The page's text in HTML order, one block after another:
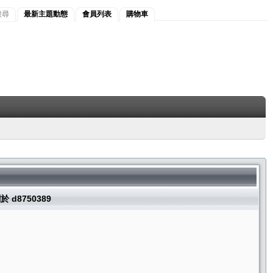
尋 最新主題動態 會員列表 購物車
於 d8750389